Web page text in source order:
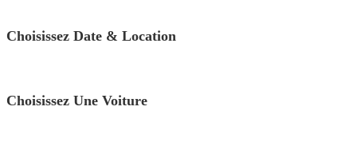
Choisissez Date & Location
Choisissez Une Voiture